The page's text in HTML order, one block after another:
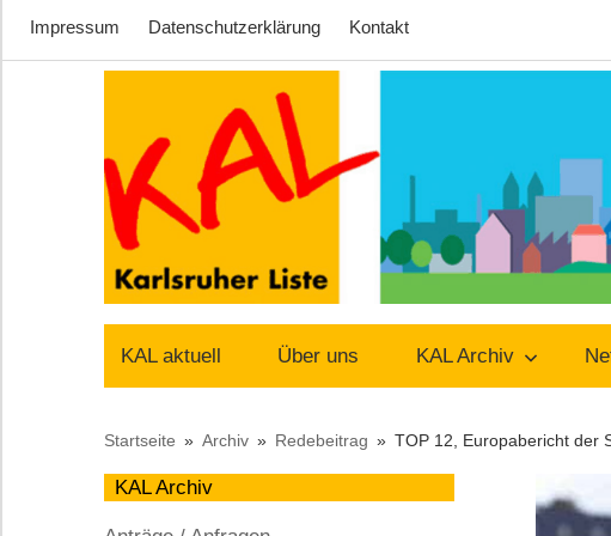
Impressum Datenschutzerklärung Kontakt
Zum
springen
Karlsruher
Liste
–
auf
KAL aktuell Über uns KAL Archiv
Startseite Archiv Redebeitrag TOP 12, Europabericht der
KAL Archiv